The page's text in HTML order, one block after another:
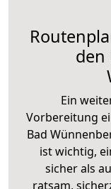
den
Ein
Vorbereitung
Bad
ist wichtig,
sicher als
ratsam,